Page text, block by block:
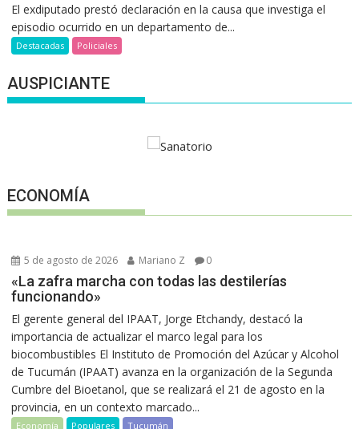
El exdiputado prestó declaración en la causa que investiga el
episodio ocurrido en un departamento de...
Destacadas Policiales
AUSPICIANTE
ECONOMÍA
5 de agosto de 2026 Mariano Z 0
«La zafra marcha con todas las destilerías
funcionando»
El gerente general del IPAAT, Jorge Etchandy, destacó la
importancia de actualizar el marco legal para los
biocombustibles El Instituto de Promoción del Azúcar y Alcohol
de Tucumán (IPAAT) avanza en la organización de la Segunda
Cumbre del Bioetanol, que se realizará el 21 de agosto en la
provincia, en un contexto marcado...
Economía Populares Tucumán